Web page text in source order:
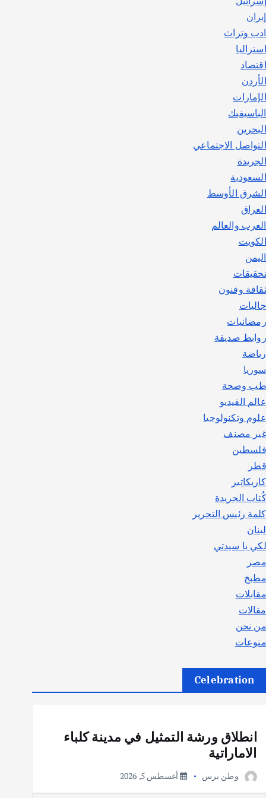
إيران
ادب وتراث
استراليا
اقتصاد
الأردن
الإمارات
الباسيفيك
البحرين
التواصل الاجتماعي
الجريدة
السعودية
الشرق الأوسط
العراق
العرب والعالم
الكويت
اليمن
تحقيقات
ثقافة وفنون
جاليات
رمضانيات
روابط صديقة
رياضة
سوريا
طب وصحة
عالم الفيديو
علوم وتكنولوجيا
غير مصنف
فلسطين
قطر
كاريكاتير
كُتاب الجريدة
كلمة رئيس التحرير
لبنان
لكي يا سيدتي
مصر
مطبخ
مقابلات
مقالات
من نحن
منوعات
Celebration
انطلاق ورشة التمثيل في مدينة كلباء
الاماراتية
وطن برس أغسطس 5, 2026